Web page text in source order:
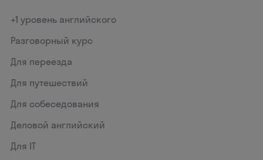
+1 уровень английского
Разговорный курс
Для переезда
Для путешествий
Для собеседования
Деловой английский
Для IT